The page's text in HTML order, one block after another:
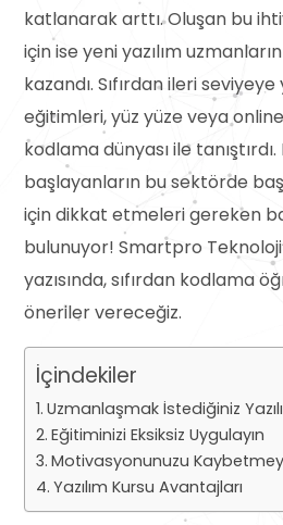
katlanarak arttı. Oluşan bu
için ise yeni yazılım
kazandı. Sıfırdan ileri seviyeye
eğitimleri, yüz yüze veya
kodlama dünyası ile
başlayanların bu sektörde
için dikkat etmeleri gereken
bulunuyor! Smartpro
yazısında, sıfırdan kodlama
öneriler vereceğiz.
İçindekiler
Uzmanlaşmak İstediğiniz
Eğitiminizi Eksiksiz Uygulayın
Motivasyonunuzu
Yazılım Kursu Avantajları